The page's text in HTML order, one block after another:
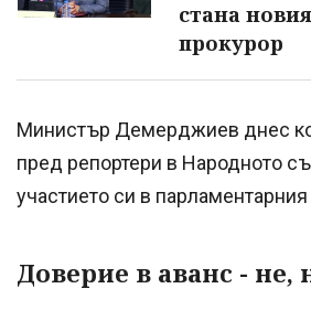
стана
прокурор
Министър Демерджиев днес
пред репортери в Народното
участието си в парламентарния
Доверие в аванс - не,